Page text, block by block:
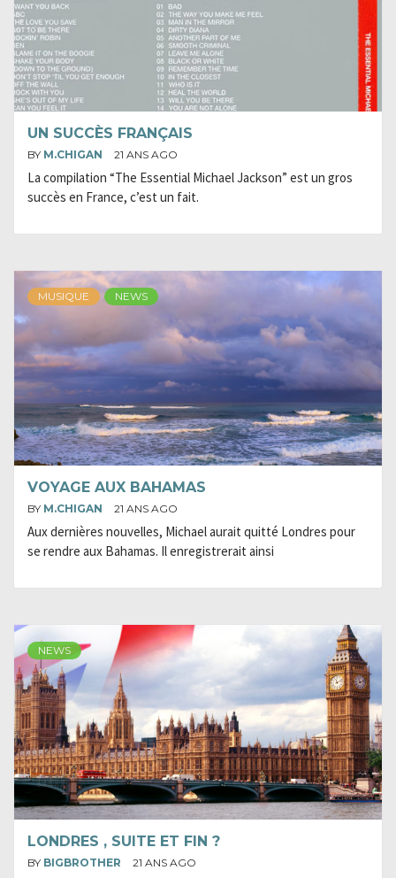
UN SUCCÈS FRANÇAIS
BY M.CHIGAN 21 ANS AGO
La compilation “The Essential Michael Jackson” est un gros
succès en France, c’est un fait.
MUSIQUE NEWS
VOYAGE AUX BAHAMAS
BY M.CHIGAN 21 ANS AGO
Aux dernières nouvelles, Michael aurait quitté Londres pour
se rendre aux Bahamas. Il enregistrerait ainsi
NEWS
LONDRES , SUITE ET FIN ?
BY BIGBROTHER 21 ANS AGO